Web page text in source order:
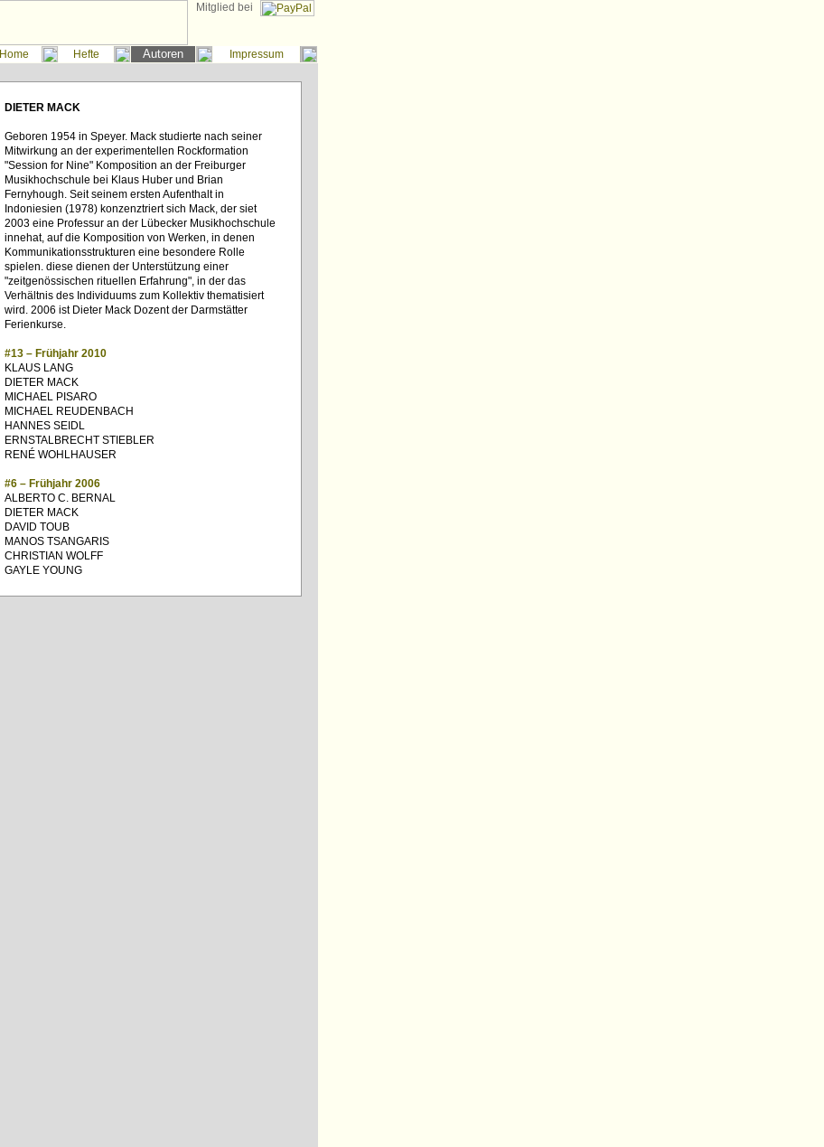
Mitglied bei
Home Hefte Autoren Impressum
DIETER MACK
Geboren 1954 in Speyer. Mack studierte nach seiner
Mitwirkung an der experimentellen Rockformation
"Session for Nine" Komposition an der Freiburger
Musikhochschule bei Klaus Huber und Brian
Fernyhough. Seit seinem ersten Aufenthalt in
Indoniesien (1978) konzenztriert sich Mack, der siet
2003 eine Professur an der Lübecker Musikhochschule
innehat, auf die Komposition von Werken, in denen
Kommunikationsstrukturen eine besondere Rolle
spielen. diese dienen der Unterstützung einer
"zeitgenössischen rituellen Erfahrung", in der das
Verhältnis des Individuums zum Kollektiv thematisiert
wird. 2006 ist Dieter Mack Dozent der Darmstätter
Ferienkurse.
#13 – Frühjahr 2010
KLAUS LANG
DIETER MACK
MICHAEL PISARO
MICHAEL REUDENBACH
HANNES SEIDL
ERNSTALBRECHT STIEBLER
RENÉ WOHLHAUSER
#6 – Frühjahr 2006
ALBERTO C. BERNAL
DIETER MACK
DAVID TOUB
MANOS TSANGARIS
CHRISTIAN WOLFF
GAYLE YOUNG